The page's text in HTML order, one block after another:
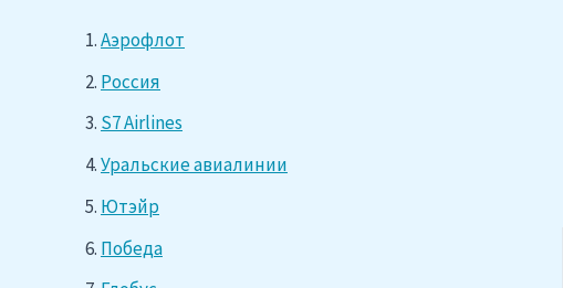
Аэрофлот
Россия
S7 Airlines
Уральские авиалинии
Ютэйр
Победа